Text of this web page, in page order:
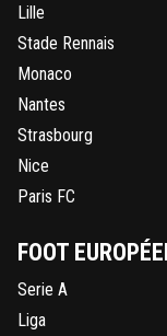
Lille
Stade Rennais
Monaco
Nantes
Strasbourg
Nice
Paris FC
FOOT
Serie A
Liga